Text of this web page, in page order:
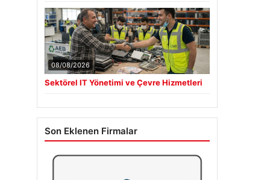
08/08/2026
Sektörel IT Yönetimi ve Çevre Hizmetleri
Son Eklenen Firmalar